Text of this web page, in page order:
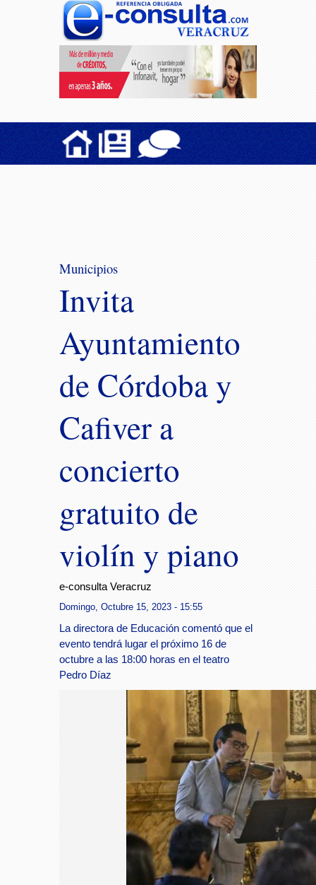
Municipios
Invita
Ayuntamiento
de Córdoba y
Cafiver a
concierto
gratuito de
violín y piano
e-consulta Veracruz
Domingo, Octubre 15, 2023 - 15:55
La directora de Educación comentó que el
evento tendrá lugar el próximo 16 de
octubre a las 18:00 horas en el teatro
Pedro Díaz